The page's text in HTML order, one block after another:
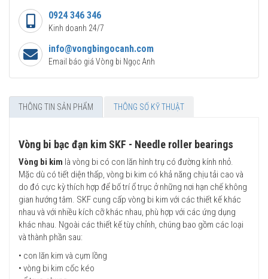
0924 346 346
Kinh doanh 24/7
info@vongbingocanh.com
Email báo giá Vòng bi Ngọc Anh
THÔNG TIN SẢN PHẨM THÔNG SỐ KỸ THUẬT
Vòng bi bạc đạn kim SKF - Needle roller bearings
Vòng bi kim là vòng bi có con lăn hình trụ có đường kính nhỏ.
Mặc dù có tiết diện thấp, vòng bi kim có khả năng chịu tải cao và
do đó cực kỳ thích hợp để bố trí ổ trục ở những nơi hạn chế không
gian hướng tâm. SKF cung cấp vòng bi kim với các thiết kế khác
nhau và với nhiều kích cỡ khác nhau, phù hợp với các ứng dụng
khác nhau. Ngoài các thiết kế tùy chỉnh, chúng bao gồm các loại
và thành phần sau:
• con lăn kim và cụm lồng
• vòng bi kim cốc kéo